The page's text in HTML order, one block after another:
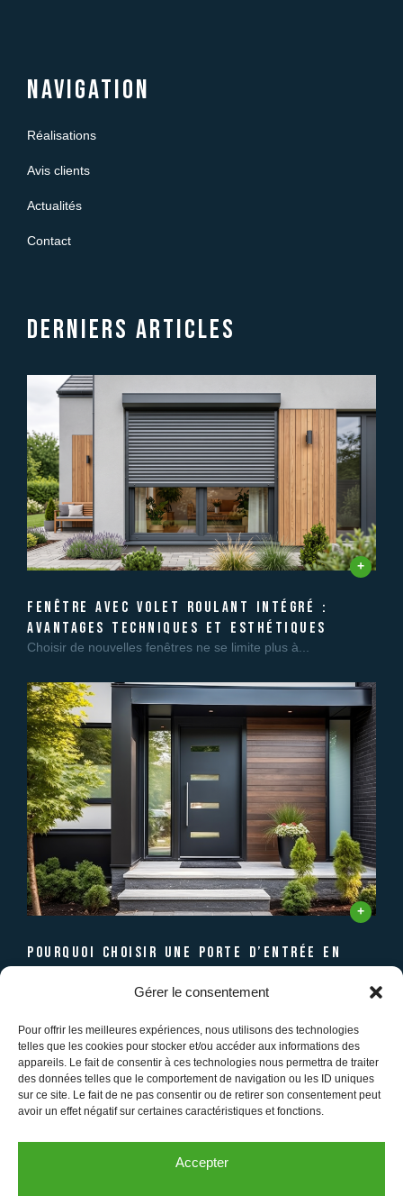
Gérer le consentement
Pour offrir les meilleures expériences, nous utilisons des technologies
telles que les cookies pour stocker et/ou accéder aux informations des
appareils. Le fait de consentir à ces technologies nous permettra de traiter
des données telles que le comportement de navigation ou les ID uniques
sur ce site. Le fait de ne pas consentir ou de retirer son consentement peut
avoir un effet négatif sur certaines caractéristiques et fonctions.
Accepter
Navigation
Réalisations
Avis clients
Actualités
Contact
Derniers articles
fenêtre avec volet roulant intégré :
avantages techniques et esthétiques
Choisir de nouvelles fenêtres ne se limite plus à...
pourquoi choisir une porte d’entrée en
Vous le savez, la porte d'entrée est bien plus...
Réseaux sociaux